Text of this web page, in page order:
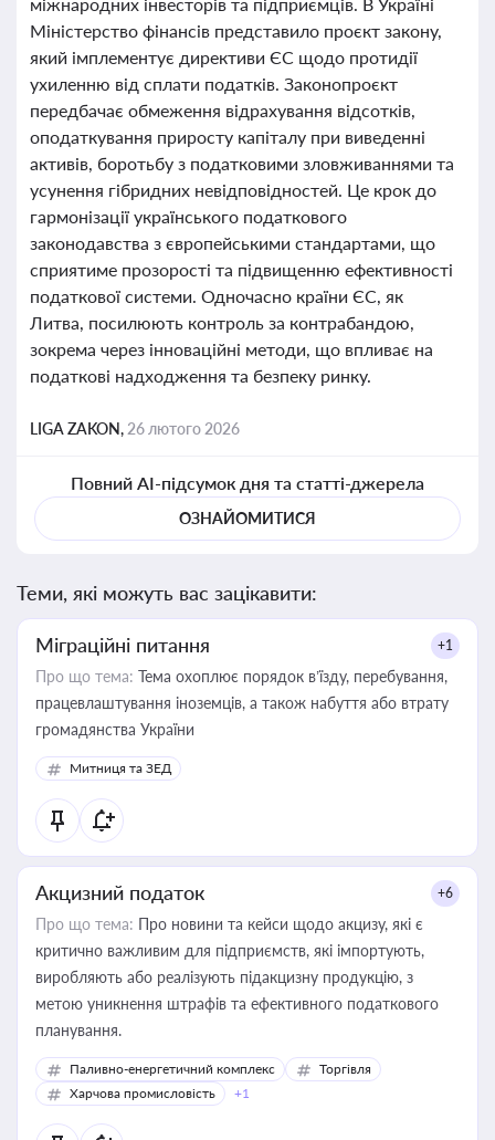
Міністерство фінансів представило проєкт закону,
який імплементує директиви ЄС щодо протидії
ухиленню від сплати податків. Законопроєкт
передбачає обмеження відрахування відсотків,
оподаткування приросту капіталу при виведенні
активів, боротьбу з податковими зловживаннями та
усунення гібридних невідповідностей. Це крок до
гармонізації українського податкового
законодавства з європейськими стандартами, що
сприятиме прозорості та підвищенню ефективності
податкової системи. Одночасно країни ЄС, як
Литва, посилюють контроль за контрабандою,
зокрема через інноваційні методи, що впливає на
податкові надходження та безпеку ринку.
LIGA ZAKON, 26 лютого 2026
Повний AI-підсумок дня та статті-джерела
ОЗНАЙОМИТИСЯ
Теми, які можуть вас зацікавити:
Міграційні питання +1
Про що тема: Тема охоплює порядок в’їзду, перебування,
працевлаштування іноземців, а також набуття або втрату
громадянства України
Митниця та ЗЕД
Акцизний податок +6
Про що тема: Про новини та кейси щодо акцизу, які є
критично важливим для підприємств, які імпортують,
виробляють або реалізують підакцизну продукцію, з
метою уникнення штрафів та ефективного податкового
планування.
Паливно-енергетичний комплекс
Торгівля
Харчова промисловість
+1